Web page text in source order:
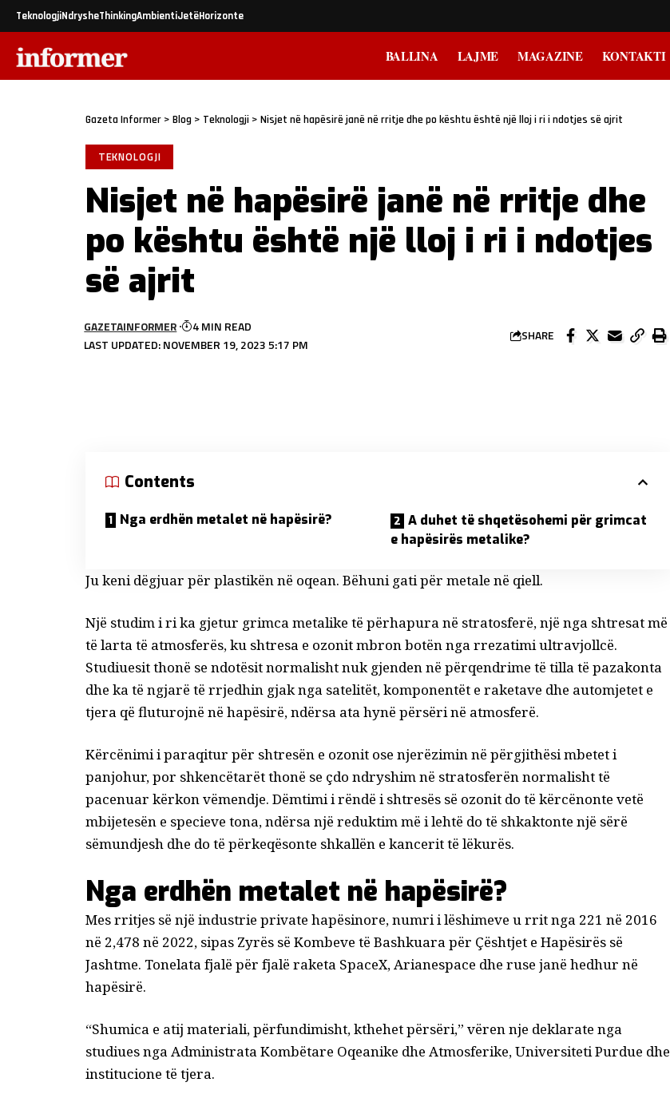
TeknologjiNdrysheThinkingAmbientiJetëHorizonte
BALLINA LAJME MAGAZINE KONTAKTI
Gazeta Informer > Blog > Teknologji > Nisjet në hapësirë ​​janë në rritje dhe po kështu është një lloj i ri i ndotjes së ajrit
TEKNOLOGJI
Nisjet në hapësirë ​​janë në rritje dhe
po kështu është një lloj i ri i ndotjes
së ajrit
LAST UPDATED: NOVEMBER 19, 2023 5:17 PM
GAZETAINFORMER 4 MIN READ
SHARE
Contents
Nga erdhën metalet në hapësirë?
A duhet të shqetësohemi për grimcat
e hapësirës metalike?
Ju keni dëgjuar për plastikën në oqean. Bëhuni gati për metale në qiell.
Një studim i rika gjetur grimca metalike të përhapura në stratosferë, një nga shtresat më
të larta të atmosferës, ku shtresa e ozonit mbron botën nga rrezatimi ultravjollcë.
Studiuesit thonë se ndotësit normalisht nuk gjenden në përqendrime të tilla të pazakonta
dhe ka të ngjarë të rrjedhin gjak nga satelitët, komponentët e raketave dhe automjetet e
tjera që fluturojnë në hapësirë, ndërsa ata hynë përsëri në atmosferë.
Kërcënimi i paraqitur për shtresën e ozonit ose njerëzimin në përgjithësi mbetet i
panjohur, por shkencëtarët thonë se çdo ndryshim në stratosferën normalisht të
pacenuar kërkon vëmendje. Dëmtimi i rëndë i shtresës së ozonit do të kërcënonte vetë
mbijetesën e specieve tona, ndërsa një reduktim më i lehtë do të shkaktonte një sërë
sëmundjesh dhe do të përkeqësonte shkallën e kancerit të lëkurës.
Nga erdhën metalet në hapësirë?
Mes rritjes së një industrie private hapësinore, numri i lëshimeve u rrit nga 221 në 2016
në 2,478 në 2022, sipas Zyrës së Kombeve të Bashkuara për Çështjet e Hapësirës së
Jashtme. Tonelata fjalë për fjalë raketa SpaceX, Arianespace dhe ruse janë hedhur në
hapësirë.
“Shumica e atij materiali, përfundimisht, kthehet përsëri,” vërennje deklarate nga
studiues nga Administrata Kombëtare Oqeanike dhe Atmosferike, Universiteti Purdue dhe
institucione të tjera.